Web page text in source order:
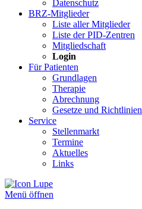
Datenschutz
BRZ-Mitglieder
Liste aller Mitglieder
Liste der PID-Zentren
Mitgliedschaft
Login
Für Patienten
Grundlagen
Therapie
Abrechnung
Gesetze und Richtlinien
Service
Stellenmarkt
Termine
Aktuelles
Links
Menü öffnen